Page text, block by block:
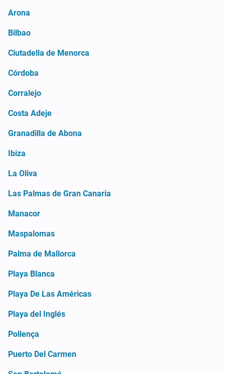
Arona
Bilbao
Ciutadella de Menorca
Córdoba
Corralejo
Costa Adeje
Granadilla de Abona
Ibiza
La Oliva
Las Palmas de Gran Canaria
Manacor
Maspalomas
Palma de Mallorca
Playa Blanca
Playa De Las Américas
Playa del Inglés
Pollença
Puerto Del Carmen